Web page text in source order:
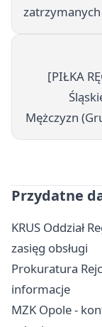
[PIŁKA
Mężczyzn
Przydatne
KRUS Oddział
zasięg obsługi
Prokuratura
informacje
MZK Opole -